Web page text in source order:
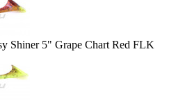
Shiner 5" Grape Chart Red FLK